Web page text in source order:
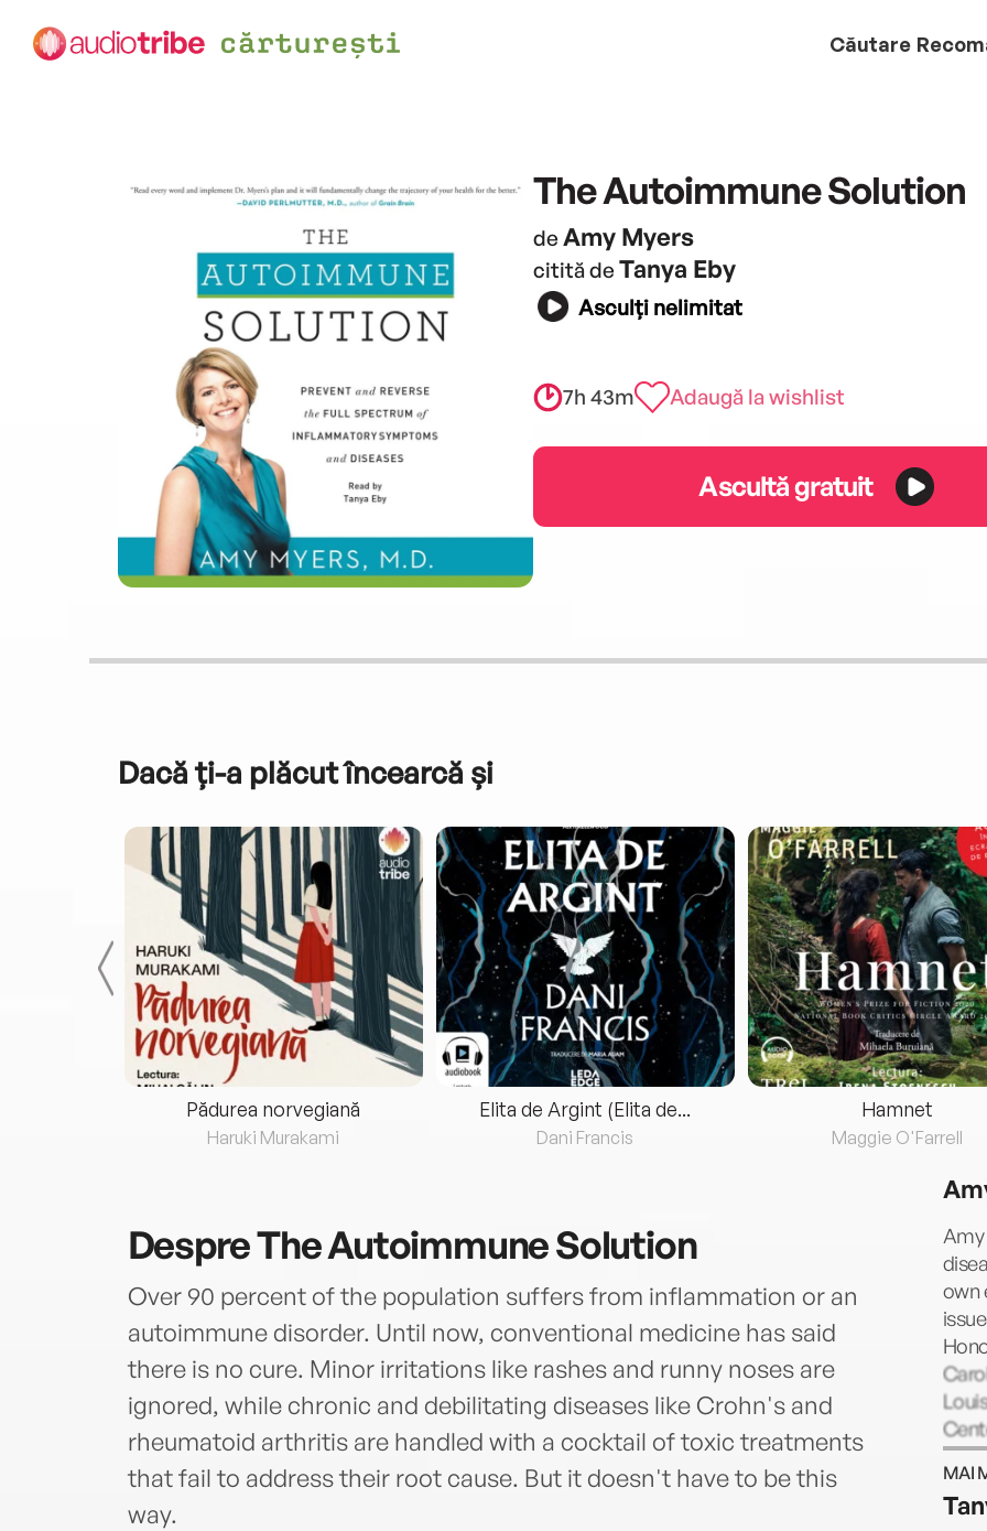
Căutare
The Autoimmune Solution
de Amy Myers
citită de Tanya Eby
Asculți nelimitat
7h 43m Adaugă la wishlist
Ascultă gratuit
Dacă ți-a plăcut încearcă și
Pădurea norvegiană
Haruki Murakami
Elita de Argint (Elita de...
Dani Francis
Hamnet
Maggie O'Farrell
DespreThe Autoimmune Solution
Over 90 percent of the population suffers from inflammation or an
autoimmune disorder. Until now, conventional medicine has said
there is no cure. Minor irritations like rashes and runny noses are
ignored, while chronic and debilitating diseases like Crohn's and
rheumatoid arthritis are handled with a cocktail of toxic treatments
that fail to address their root cause. But it doesn't have to be this
way.
own
MAI